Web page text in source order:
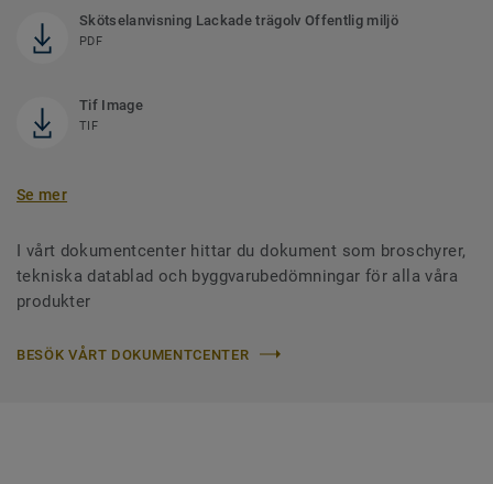
Skötselanvisning Lackade trägolv Offentlig miljö
PDF
Tif Image
TIF
Se mer
I vårt dokumentcenter hittar du dokument som broschyrer,
tekniska datablad och byggvarubedömningar för alla våra
produkter
BESÖK VÅRT DOKUMENTCENTER